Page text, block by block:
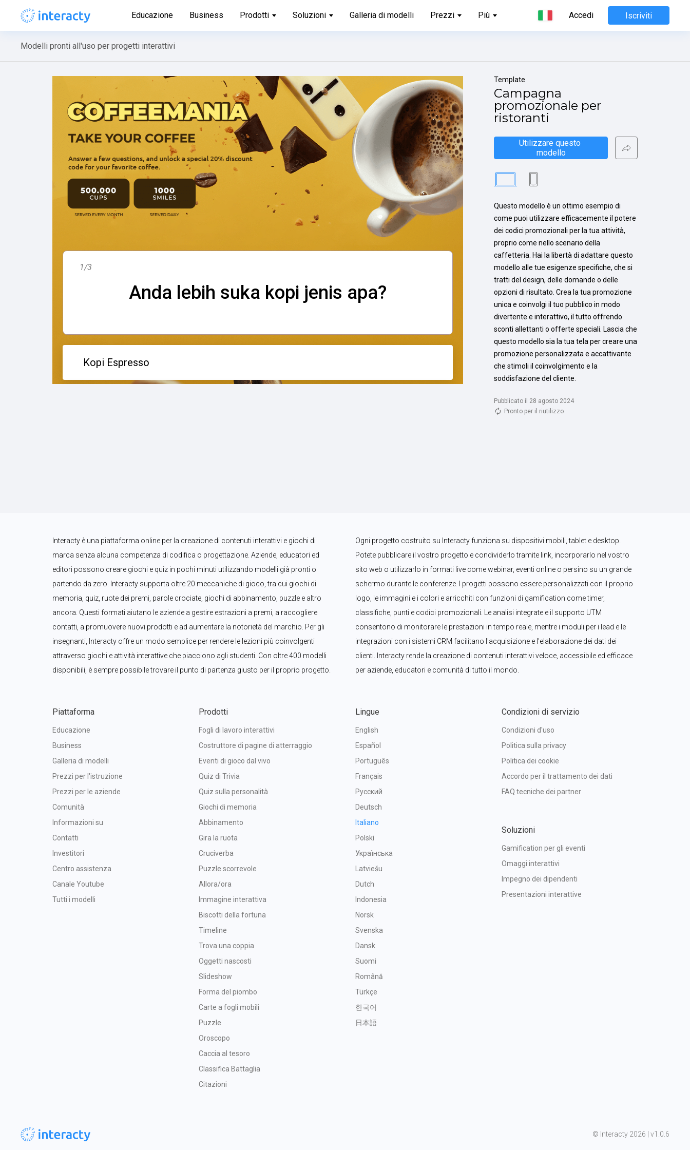
Educazione Business Prodotti Soluzioni Galleria di modelli Prezzi Più Accedi Iscriviti
Modelli pronti all'uso per progetti interattivi
Template
Campagna
promozionale per
ristoranti
Utilizzare questo
modello
Questo modello è un ottimo esempio di
come puoi utilizzare efficacemente il potere
dei codici promozionali per la tua attività,
proprio come nello scenario della
caffetteria. Hai la libertà di adattare questo
modello alle tue esigenze specifiche, che si
tratti del design, delle domande o delle
opzioni di risultato. Crea la tua promozione
unica e coinvolgi il tuo pubblico in modo
divertente e interattivo, il tutto offrendo
sconti allettanti o offerte speciali. Lascia che
questo modello sia la tua tela per creare una
promozione personalizzata e accattivante
che stimoli il coinvolgimento e la
soddisfazione del cliente.
Pubblicato il 28 agosto 2024
Pronto per il riutilizzo
Interacty è una piattaforma online per la creazione di contenuti interattivi e giochi di
marca senza alcuna competenza di codifica o progettazione. Aziende, educatori ed
editori possono creare giochi e quiz in pochi minuti utilizzando modelli già pronti o
partendo da zero. Interacty supporta oltre 20 meccaniche di gioco, tra cui giochi di
memoria, quiz, ruote dei premi, parole crociate, giochi di abbinamento, puzzle e altro
ancora. Questi formati aiutano le aziende a gestire estrazioni a premi, a raccogliere
contatti, a promuovere nuovi prodotti e ad aumentare la notorietà del marchio. Per gli
insegnanti, Interacty offre un modo semplice per rendere le lezioni più coinvolgenti
attraverso giochi e attività interattive che piacciono agli studenti. Con oltre 400 modelli
disponibili, è sempre possibile trovare il punto di partenza giusto per il proprio progetto.
Ogni progetto costruito su Interacty funziona su dispositivi mobili, tablet e desktop.
Potete pubblicare il vostro progetto e condividerlo tramite link, incorporarlo nel vostro
sito web o utilizzarlo in formati live come webinar, eventi online o persino su un grande
schermo durante le conferenze. I progetti possono essere personalizzati con il proprio
logo, le immagini e i colori e arricchiti con funzioni di gamification come timer,
classifiche, punti e codici promozionali. Le analisi integrate e il supporto UTM
consentono di monitorare le prestazioni in tempo reale, mentre i moduli per i lead e le
integrazioni con i sistemi CRM facilitano l'acquisizione e l'elaborazione dei dati dei
clienti. Interacty rende la creazione di contenuti interattivi veloce, accessibile ed efficace
per aziende, educatori e comunità di tutto il mondo.
Piattaforma
Educazione
Business
Galleria di modelli
Prezzi per l'istruzione
Prezzi per le aziende
Comunità
Informazioni su
Contatti
Investitori
Centro assistenza
Canale Youtube
Tutti i modelli
Prodotti
Fogli di lavoro interattivi
Costruttore di pagine di atterraggio
Eventi di gioco dal vivo
Quiz di Trivia
Quiz sulla personalità
Giochi di memoria
Abbinamento
Gira la ruota
Cruciverba
Puzzle scorrevole
Allora/ora
Immagine interattiva
Biscotti della fortuna
Timeline
Trova una coppia
Oggetti nascosti
Slideshow
Forma del piombo
Carte a fogli mobili
Puzzle
Oroscopo
Caccia al tesoro
Classifica Battaglia
Citazioni
Lingue
English
Español
Português
Français
Русский
Deutsch
Italiano
Polski
Українська
Latviešu
Dutch
Indonesia
Norsk
Svenska
Dansk
Suomi
Română
Türkçe
한국어
日本語
Condizioni di servizio
Condizioni d'uso
Politica sulla privacy
Politica dei cookie
Accordo per il trattamento dei dati
FAQ tecniche dei partner
Soluzioni
Gamification per gli eventi
Omaggi interattivi
Impegno dei dipendenti
Presentazioni interattive
© Interacty 2026 | v1.0.6